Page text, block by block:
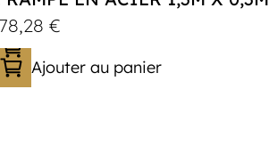
€
Ajouter au panier